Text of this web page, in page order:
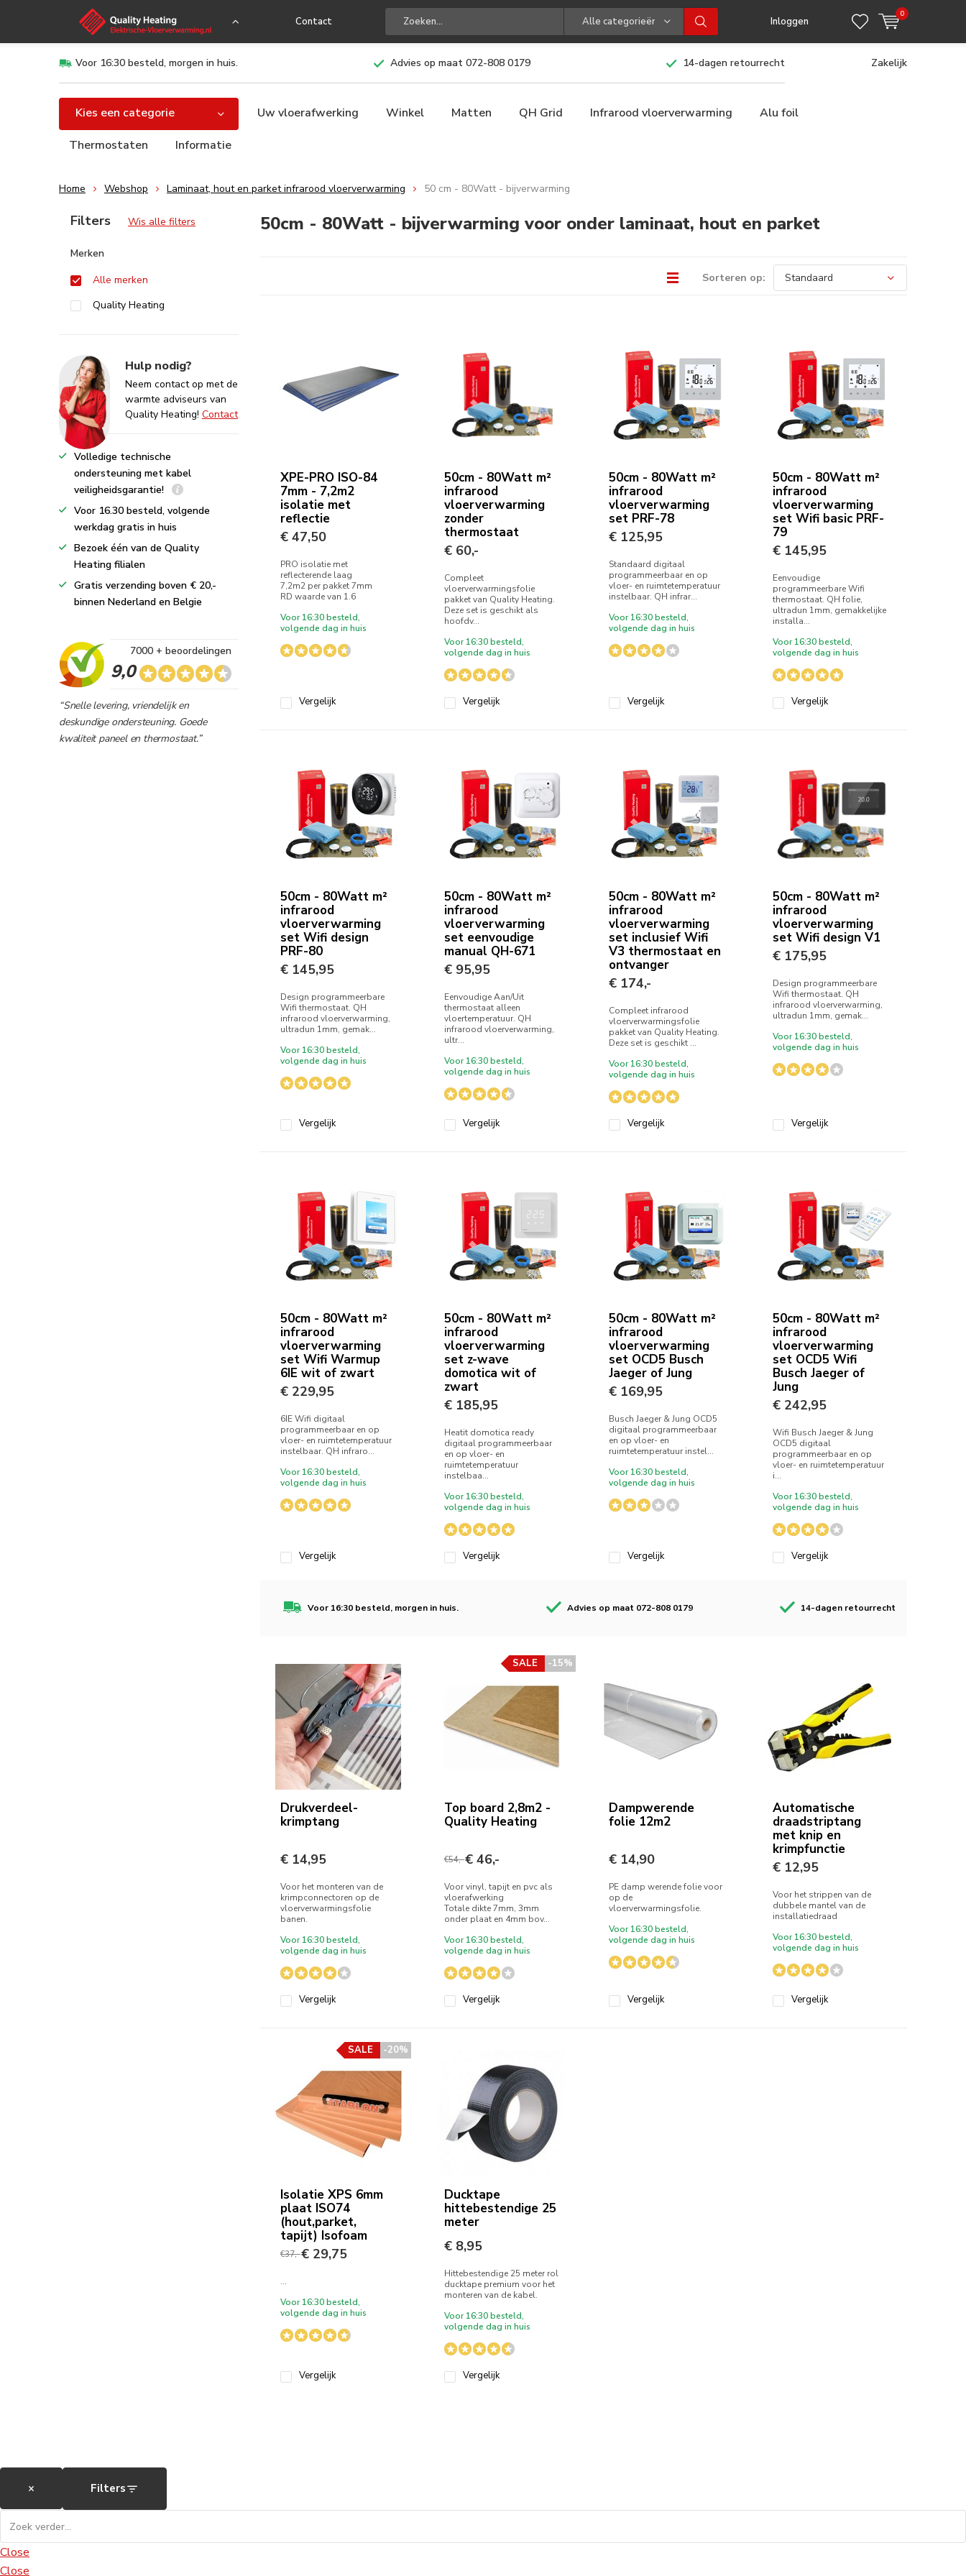
Contact Alle categorieën Inloggen
0
Voor 16:30 besteld, morgen in huis. Advies op maat 072-808 0179 14-dagen retourrecht Zakelijk
Kies een categorie Uw vloerafwerking Winkel Matten QH Grid Infrarood vloerverwarming Alu foil
Thermostaten Informatie
Home Webshop Laminaat, hout en parket infrarood vloerverwarming 50 cm - 80Watt - bijverwarming
50cm - 80Watt - bijverwarming voor onder laminaat, hout en parket
Sorteren op:
XPE-PRO ISO-84
7mm - 7,2m2
isolatie met
reflectie
€ 47,50
PRO isolatie met
reflecterende laag
7,2m2 per pakket 7mm
RD waarde van 1.6
Voor 16:30 besteld,
volgende dag in huis
Vergelijk
50cm - 80Watt m²
infrarood
vloerverwarming
zonder
thermostaat
€ 60,-
Compleet
vloerverwarmingsfolie
pakket van Quality Heating.
Deze set is geschikt als
hoofdv...
Voor 16:30 besteld,
volgende dag in huis
Vergelijk
50cm - 80Watt m²
infrarood
vloerverwarming
set PRF-78
€ 125,95
Standaard digitaal
programmeerbaar en op
vloer- en ruimtetemperatuur
instelbaar. QH infrar...
Voor 16:30 besteld,
volgende dag in huis
Vergelijk
50cm - 80Watt m²
infrarood
vloerverwarming
set Wifi basic PRF-
79
€ 145,95
Eenvoudige
programmeerbare Wifi
thermostaat. QH folie,
ultradun 1mm, gemakkelijke
installa...
Voor 16:30 besteld,
volgende dag in huis
Vergelijk
50cm - 80Watt m²
infrarood
vloerverwarming
set Wifi design
PRF-80
€ 145,95
Design programmeerbare
Wifi thermostaat. QH
infrarood vloerverwarming,
ultradun 1mm, gemak...
Voor 16:30 besteld,
volgende dag in huis
Vergelijk
50cm - 80Watt m²
infrarood
vloerverwarming
set eenvoudige
manual QH-671
€ 95,95
Eenvoudige Aan/Uit
thermostaat alleen
vloertemperatuur. QH
infrarood vloerverwarming,
ultr...
Voor 16:30 besteld,
volgende dag in huis
Vergelijk
50cm - 80Watt m²
infrarood
vloerverwarming
set inclusief Wifi
V3 thermostaat en
ontvanger
€ 174,-
Compleet infrarood
vloerverwarmingsfolie
pakket van Quality Heating.
Deze set is geschikt ...
Voor 16:30 besteld,
volgende dag in huis
Vergelijk
50cm - 80Watt m²
infrarood
vloerverwarming
set Wifi design V1
€ 175,95
Design programmeerbare
Wifi thermostaat. QH
infrarood vloerverwarming,
ultradun 1mm, gemak...
Voor 16:30 besteld,
volgende dag in huis
Vergelijk
50cm - 80Watt m²
infrarood
vloerverwarming
set Wifi Warmup
6IE wit of zwart
€ 229,95
6IE Wifi digitaal
programmeerbaar en op
vloer- en ruimtetemperatuur
instelbaar. QH infraro...
Voor 16:30 besteld,
volgende dag in huis
Vergelijk
50cm - 80Watt m²
infrarood
vloerverwarming
set z-wave
domotica wit of
zwart
€ 185,95
Heatit domotica ready
digitaal programmeerbaar
en op vloer- en
ruimtetemperatuur
instelbaa...
Voor 16:30 besteld,
volgende dag in huis
Vergelijk
50cm - 80Watt m²
infrarood
vloerverwarming
set OCD5 Busch
Jaeger of Jung
€ 169,95
Busch Jaeger & Jung OCD5
digitaal programmeerbaar
en op vloer- en
ruimtetemperatuur instel...
Voor 16:30 besteld,
volgende dag in huis
Vergelijk
50cm - 80Watt m²
infrarood
vloerverwarming
set OCD5 Wifi
Busch Jaeger of
Jung
€ 242,95
Wifi Busch Jaeger & Jung
OCD5 digitaal
programmeerbaar en op
vloer- en ruimtetemperatuur
i...
Voor 16:30 besteld,
volgende dag in huis
Vergelijk
Voor 16:30 besteld, morgen in huis. Advies op maat 072-808 0179 14-dagen retourrecht
Drukverdeel-
krimptang
€ 14,95
Voor het monteren van de
krimpconnectoren op de
vloerverwarmingsfolie
banen.
Voor 16:30 besteld,
volgende dag in huis
Vergelijk
Top board 2,8m2 -
Quality Heating
-15%
SALE
€54,-€ 46,-
Voor vinyl, tapijt en pvc als
vloerafwerking
Totale dikte 7mm, 3mm
onder plaat en 4mm bov...
Voor 16:30 besteld,
volgende dag in huis
Vergelijk
Dampwerende
folie 12m2
€ 14,90
PE damp werende folie voor
op de
vloerverwarmingsfolie.
Voor 16:30 besteld,
volgende dag in huis
Vergelijk
Automatische
draadstriptang
met knip en
krimpfunctie
€ 12,95
Voor het strippen van de
dubbele mantel van de
installatiedraad
Voor 16:30 besteld,
volgende dag in huis
Vergelijk
Isolatie XPS 6mm
plaat ISO74
(hout,parket,
tapijt) Isofoam
-20%
SALE
€37,-€ 29,75
...
Voor 16:30 besteld,
volgende dag in huis
Vergelijk
Ducktape
hittebestendige 25
meter
€ 8,95
Hittebestendige 25 meter rol
ducktape premium voor het
monteren van de kabel.
Voor 16:30 besteld,
volgende dag in huis
Vergelijk
Sorteren op:
Filters Wis alle filters
Merken
Alle merken
Quality Heating
Hulp nodig?
Neem contact op met de
warmte adviseurs van
Quality Heating! Contact
Volledige technische
ondersteuning met kabel
veiligheidsgarantie!
Voor 16.30 besteld, volgende
werkdag gratis in huis
Bezoek één van de Quality
Heating filialen
Gratis verzending boven € 20,-
binnen Nederland en Belgie
9,0
7000 + beoordelingen
“Snelle levering, vriendelijk en
deskundige ondersteuning. Goede
kwaliteit paneel en thermostaat.”
× Filters
Close
Close